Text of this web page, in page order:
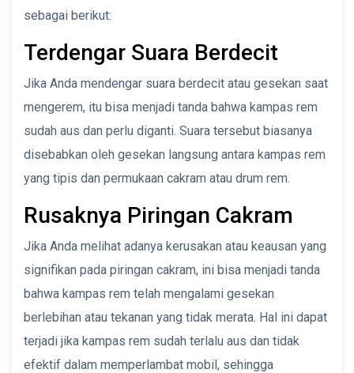
sebagai berikut:
Terdengar Suara Berdecit
Jika Anda mendengar suara berdecit atau gesekan saat
mengerem, itu bisa menjadi tanda bahwa kampas rem
sudah aus dan perlu diganti. Suara tersebut biasanya
disebabkan oleh gesekan langsung antara kampas rem
yang tipis dan permukaan cakram atau drum rem.
Rusaknya Piringan Cakram
Jika Anda melihat adanya kerusakan atau keausan yang
signifikan pada piringan cakram, ini bisa menjadi tanda
bahwa kampas rem telah mengalami gesekan
berlebihan atau tekanan yang tidak merata. Hal ini dapat
terjadi jika kampas rem sudah terlalu aus dan tidak
efektif dalam memperlambat mobil, sehingga